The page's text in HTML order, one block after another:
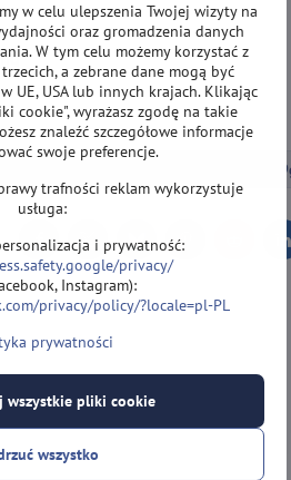
Lotki Soft wolframowe
FacebookTwitterBlueskyPinterest
w celu ulepszenia Twojej wizyty na
oraz gromadzenia danych
W tym celu możemy korzystać z
a zebrane dane mogą być
UE, USA lub innych krajach. Klikając
cookie", wyrażasz zgodę na takie
znaleźć szczegółowe informacje
swoje preferencje.
trafności reklam wykorzystuje
usługa:
i prywatność:
privacy/
Instagram):
privacy/policy/?locale=pl-PL
prywatności
wszystkie pliki cookie
wszystko